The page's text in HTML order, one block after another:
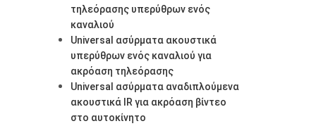
τηλεόρασης υπερύθρων ενός
καναλιού
Universal ασύρματα ακουστικά
υπερύθρων ενός καναλιού για
ακρόαση τηλεόρασης
Universal ασύρματα αναδιπλούμενα
ακουστικά IR για ακρόαση βίντεο
στο αυτοκίνητο